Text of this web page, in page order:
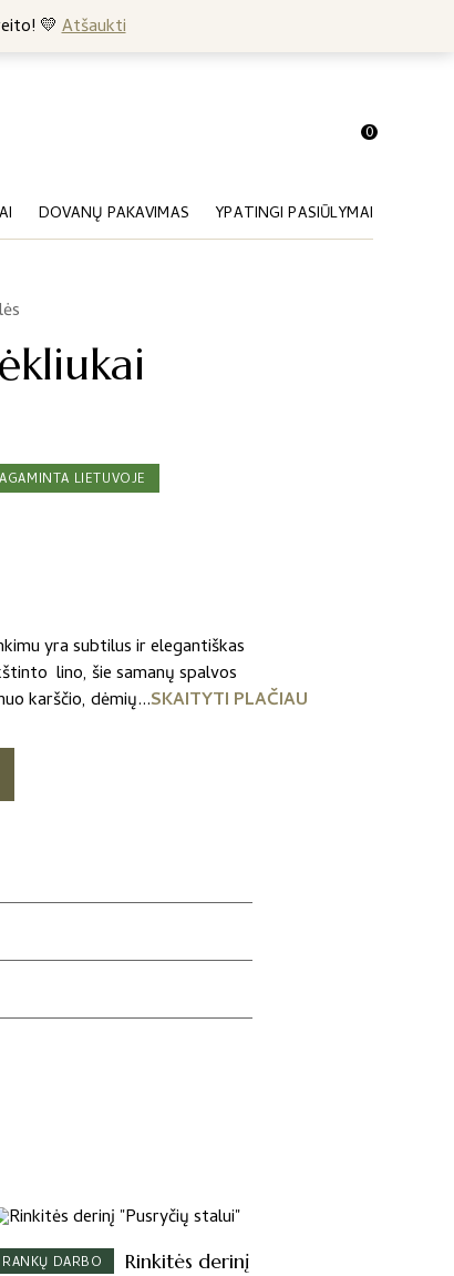
💛Atšaukti
0
DOVANŲ PAKAVIMAS YPATINGI PASIŪLYMAI
LIETUVOJE
yra subtilus ir elegantiškas
lino, šie samanų spalvos
karščio, dėmių...SKAITYTI PLAČIAU
RANKŲ DARBO
Rinkitės derinį